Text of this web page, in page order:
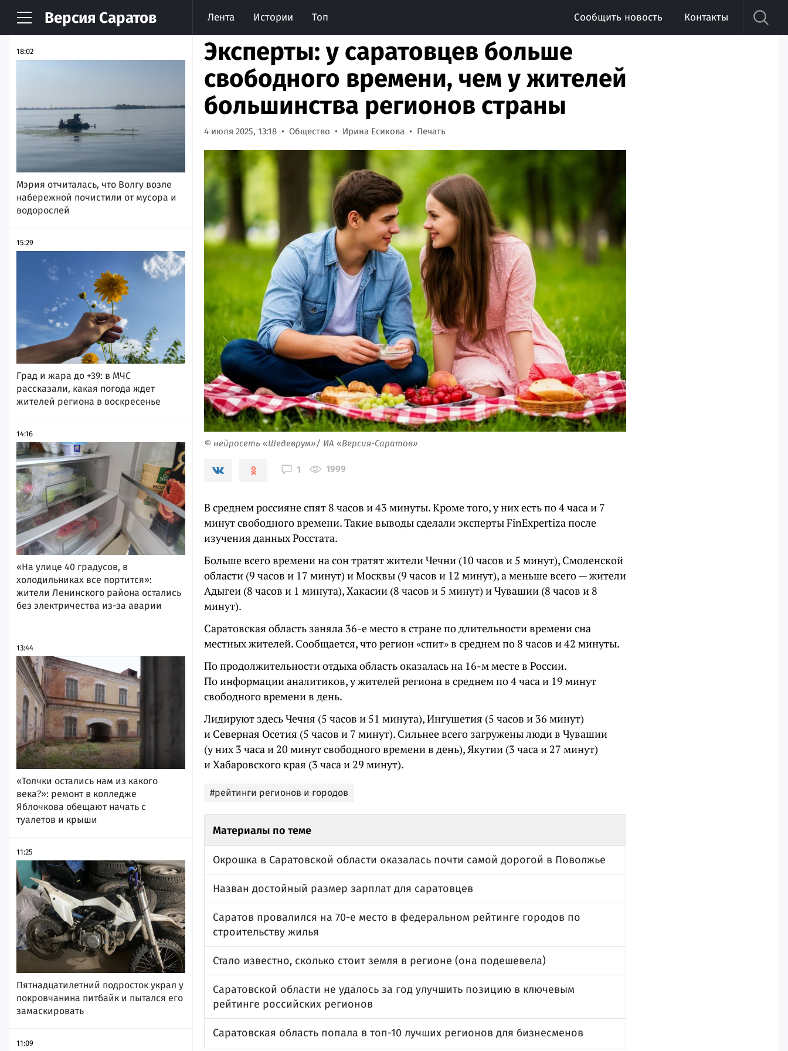
Версия Саратов Лента Истории Топ Сообщить новость Контакты
НОВОСТИ АРХИВ
18:02
Мэрия отчиталась, что Волгу возле
набережной почистили от мусора и
водорослей
15:29
Град и жара до +39: в МЧС
рассказали, какая погода ждет
жителей региона в воскресенье
14:16
«На улице 40 градусов, в
холодильниках все портится»:
жители Ленинского района остались
без электричества из-за аварии
13:44
«Толчки остались нам из какого
века?»: ремонт в колледже
Яблочкова обещают начать с
туалетов и крыши
11:25
Пятнадцатилетний подросток украл у
покровчанина питбайк и пытался его
замаскировать
11:09
Эксперты: у саратовцев больше
свободного времени, чем у жителей
большинства регионов страны
4 июля 2025, 13:18 Общество Ирина Есикова Печать
© нейросеть «Шедеврум»/ ИА «Версия-Саратов»
1 1999
В среднем россияне спят 8 часов и 43 минуты. Кроме того, у них есть по 4 часа и 7
минут свободного времени. Такие выводы сделали эксперты FinExpertiza после
изучения данных Росстата.
Больше всего времени на сон тратят жители Чечни (10 часов и 5 минут), Смоленской
области (9 часов и 17 минут) и Москвы (9 часов и 12 минут), а меньше всего — жители
Адыгеи (8 часов и 1 минута), Хакасии (8 часов и 5 минут) и Чувашии (8 часов и 8
минут).
Саратовская область заняла 36-е место в стране по длительности времени сна
местных жителей. Сообщается, что регион «спит» в среднем по 8 часов и 42 минуты.
По продолжительности отдыха область оказалась на 16-м месте в России.
По информации аналитиков, у жителей региона в среднем по 4 часа и 19 минут
свободного времени в день.
Лидируют здесь Чечня (5 часов и 51 минута), Ингушетия (5 часов и 36 минут)
и Северная Осетия (5 часов и 7 минут). Сильнее всего загружены люди в Чувашии
(у них 3 часа и 20 минут свободного времени в день), Якутии (3 часа и 27 минут)
и Хабаровского края (3 часа и 29 минут).
#рейтинги регионов и городов
Материалы по теме
Окрошка в Саратовской области оказалась почти самой дорогой в Поволжье
Назван достойный размер зарплат для саратовцев
Саратов провалился на 70-е место в федеральном рейтинге городов по
строительству жилья
Стало известно, сколько стоит земля в регионе (она подешевела)
Саратовской области не удалось за год улучшить позицию в ключевым
рейтинге российских регионов
Саратовская область попала в топ-10 лучших регионов для бизнесменов